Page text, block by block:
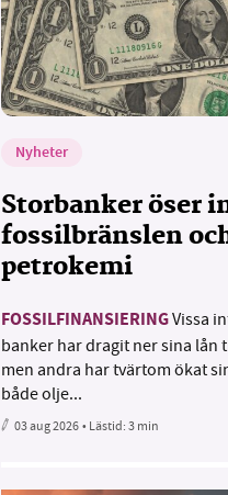
Nyheter
Storbanker öser
fossilbränslen
petrokemi
FOSSILFINANSIERINGVissa
banker har dragit ner sina
men andra har tvärtom ökat
både olje...
03 aug 2026• Lästid:3 min